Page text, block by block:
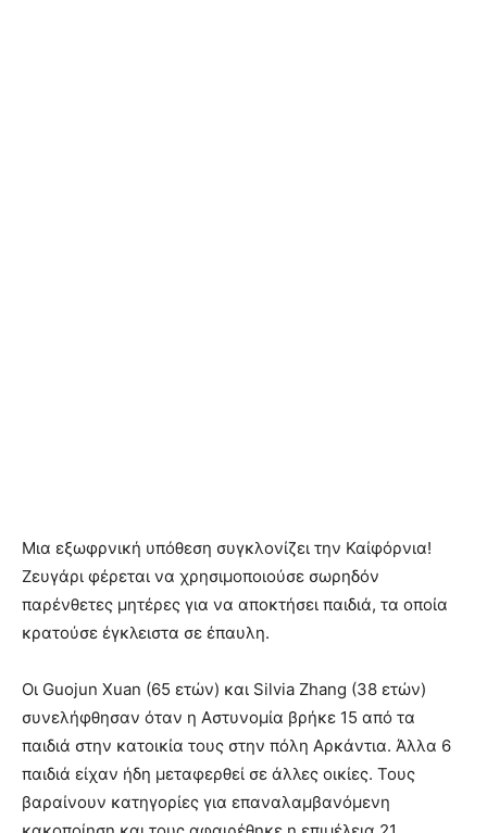
Μια εξωφρνική υπόθεση συγκλονίζει την Καίφόρνια!
Ζευγάρι φέρεται να χρησιμοποιούσε σωρηδόν
παρένθετες μητέρες για να αποκτήσει παιδιά, τα οποία
κρατούσε έγκλειστα σε έπαυλη.
Οι Guojun Xuan (65 ετών) και Silvia Zhang (38 ετών)
συνελήφθησαν όταν η Αστυνομία βρήκε 15 από τα
παιδιά στην κατοικία τους στην πόλη Αρκάντια. Άλλα 6
παιδιά είχαν ήδη μεταφερθεί σε άλλες οικίες. Τους
βαραίνουν κατηγορίες για επαναλαμβανόμενη